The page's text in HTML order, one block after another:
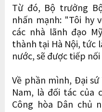
Từ đó, Bộ trưởng
nhấn mạnh: "Tôi hy
các nhà lãnh đạo
thành tại Hà Nội, tức
nước, sẽ được tiếp
Về phần mình, Đại sứ
Nam, là đối tác của
Công hòa Dân chủ